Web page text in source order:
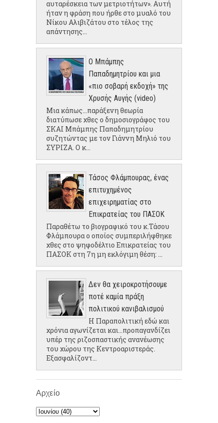
αυταρέσκεια των μετριοτήτων». Αυτή
ήταν η φράση που ήρθε στο μυαλό του
Νίκου Αλιβιζάτου στο τέλος της
απάντησης...
Ο Μπάμπης
Παπαδημητρίου και μια
«πιο σοβαρή εκδοχή» της
Χρυσής Αυγής (video)
Μια κάπως...παράξενη θεωρία
διατύπωσε χθες ο δημοσιογράφος του
ΣΚΑΙ Μπάμπης Παπαδημητρίου
συζητώντας με τον Γιάννη Μηλιό του
ΣΥΡΙΖΑ. Ο κ...
Τάσος Φλάμπουρας, ένας
επιτυχημένος
επιχειρηματίας στο
Επικρατείας του ΠΑΣΟΚ
Παραθέτω το βιογραφικό του κ.Τάσου
Φλάμπουρα ο οποίος συμπεριλήφθηκε
χθες στο ψηφοδέλτιο Επικρατείας του
ΠΑΣΟΚ στη 7η μη εκλόγιμη θέση: ...
Δεν θα χειροκροτήσουμε
ποτέ καμία πράξη
πολιτικού κανιβαλισμού
Η Παραπολιτική εδώ και
χρόνια αγωνίζεται και...προπαγανδίζει
υπέρ της ριζοσπαστικής ανανέωσης
του χώρου της Κεντροαριστεράς.
Εξασφαλίζοντ...
Αρχείο